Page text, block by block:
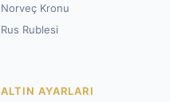
Norveç Kronu
Rus Rublesi
ALTIN AYARLARI